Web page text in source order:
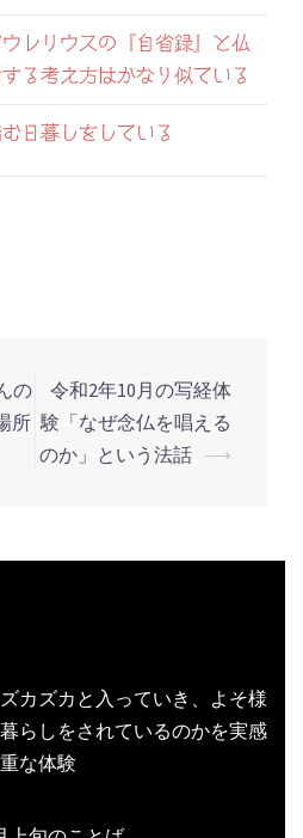
レリウスの『自省録』と仏
る考え方はかなり似ている
日暮しをしている
の
所
令和2年10月の写経体
験「なぜ念仏を唱える
のか」という法話 ⟶
カズカと入っていき、よそ様
らしをされているのかを実感
な体験